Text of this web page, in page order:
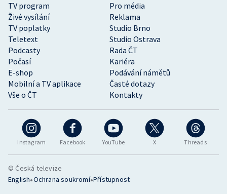
Instagram Facebook YouTube X Threads
TV program
Pro média
Živé vysílání
Reklama
TV poplatky
Studio Brno
Teletext
Studio Ostrava
Podcasty
Rada ČT
Počasí
Kariéra
E-shop
Podávání námětů
Mobilní a TV aplikace
Časté dotazy
Vše o ČT
Kontakty
© Česká televize
English•Ochrana soukromí•Přístupnost